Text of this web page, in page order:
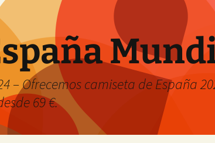
– Ofrecemos camiseta de España
69 €.